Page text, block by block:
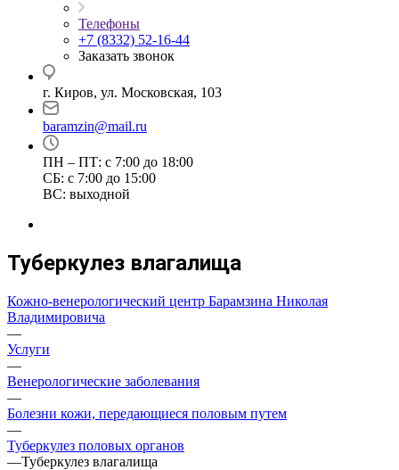
Телефоны
+7 (8332) 52-16-44
Заказать звонок
г. Киров, ул. Московская, 103
baramzin@mail.ru
ПН – ПТ: с 7:00 до 18:00
СБ: с 7:00 до 15:00
ВС: выходной
Туберкулез влагалища
Кожно-венерологический центр Барамзина Николая
Владимировича
—
Услуги
—
Венерологические заболевания
—
Болезни кожи, передающиеся половым путем
—
Туберкулез половых органов
—Туберкулез влагалища